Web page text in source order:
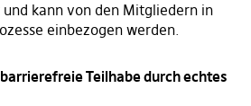
kann von den Mitgliedern in
einbezogen werden.
Teilhabe durch echtes